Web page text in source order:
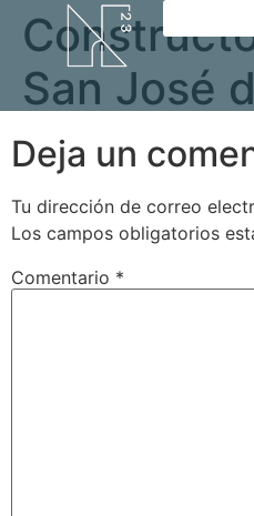
San José
Deja un
Tu dirección de correo
Los campos obligatorios
Comentario *